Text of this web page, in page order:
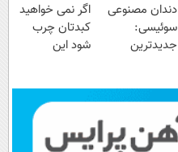
دندان مصنوعی
سوئیسی:
جدیدترین
پرداخت قسطی
اگر نمی خواهید
کبدتان چرب
شود این